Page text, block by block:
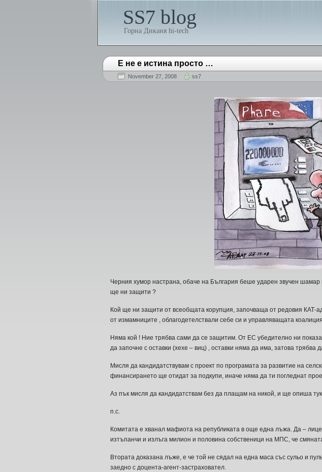
SS7 blog
Горна Диканя hi-tech
Е не е истина просто …
November 27, 2008 ss7
Черния хумор настрана, обаче на България беше ударен звучен
ще ни защити ?
Кой ще ни защити от всеобщата корупция, започваща от редовия
от измамниците , облагодетелствали себе си и управляващата
Няма кой ! Ние трябва сами да се защитим. От ЕС убедително ни
да започне с оставки (хехе – виц) , оставки няма да има, затова
Мисля да кандидатствувам с проект по програмата за развитие на
финансирането ще отидат за подкупи, иначе няма да ти погледнат
Аз пък мисля да кандидатствам без да плащам на никой, и ще опиша тук
п.с.
Комитата е хванал мафиота на републиката в още една лъжа. Да –
изтъпанчи и излъга милион и половина собственици на МПС, че
Втората доказана лъже, е че той не сядал на една маса със сульо и
заедно с доцента-агент-застраховател.